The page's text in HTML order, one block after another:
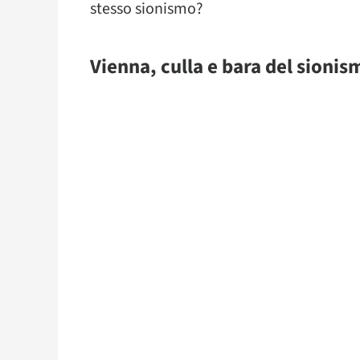
stesso sionismo?
Vienna, culla e bara del